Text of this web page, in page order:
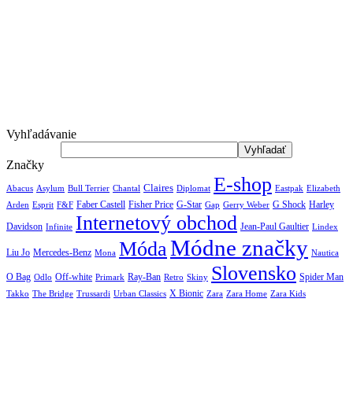
Vyhľadávanie
Značky
Abacus Asylum Bull Terrier Chantal Claires Diplomat E-shop Eastpak Elizabeth
Arden Esprit F&F Faber Castell Fisher Price G-Star Gap Gerry Weber G Shock Harley
Davidson Infinite Internetový obchod Jean-Paul Gaultier Lindex
Liu Jo Mercedes-Benz Mona MódaMódne značky Nautica
O Bag Odlo Off-white Primark Ray-Ban Retro Skiny Slovensko Spider Man
Takko The Bridge Trussardi Urban Classics X Bionic Zara Zara Home Zara Kids